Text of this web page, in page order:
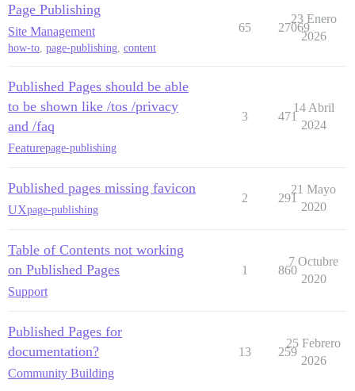
Page Publishing
Site Management
how-to page-publishing content
65 27069
23 Enero
2026
Published Pages should be able
to be shown like /tos /privacy
and /faq
Featurepage-publishing
3 471
14 Abril
2024
Published pages missing favicon
UXpage-publishing
2 291
21 Mayo
2020
Table of Contents not working
on Published Pages
Support
1 860
7 Octubre
2020
Published Pages for
documentation?
Community Building
13 259
25 Febrero
2026